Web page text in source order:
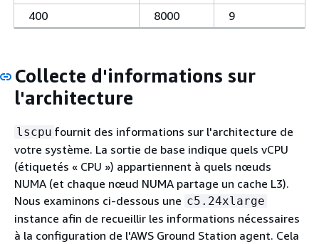
400
8000 9
Collecte d'informations sur
l'architecture
lscpu fournit des informations sur l'architecture de
votre système. La sortie de base indique quels vCPU
(étiquetés « CPU ») appartiennent à quels nœuds
NUMA (et chaque nœud NUMA partage un cache L3).
Nous examinons ci-dessous une c5.24xlarge
instance afin de recueillir les informations nécessaires
à la configuration de l'AWS Ground Station agent. Cela